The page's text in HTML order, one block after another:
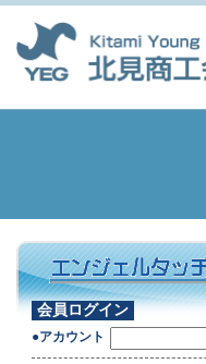
会員ログイン
●アカウント